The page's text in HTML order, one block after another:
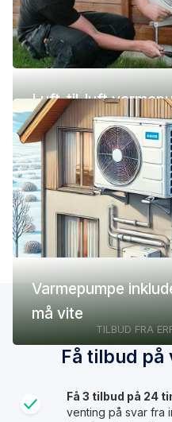
Luft-til-luft
(pris, fordeler og
Varmepumpe
må vite
TILBUD FRA
Få tilbud på
Få 3 tilbud på 24
venting på svar fra